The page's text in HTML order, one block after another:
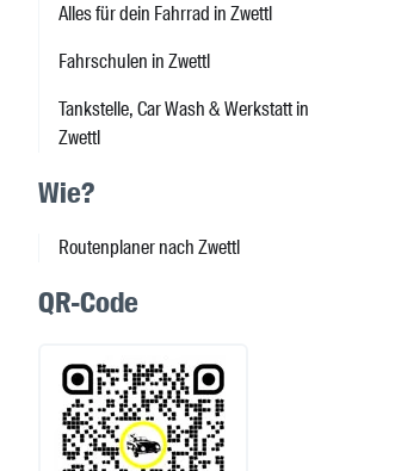
Alles für dein Fahrrad in Zwettl
Fahrschulen in Zwettl
Tankstelle, Car Wash & Werkstatt in
Zwettl
Wie?
Routenplaner nach Zwettl
QR-Code